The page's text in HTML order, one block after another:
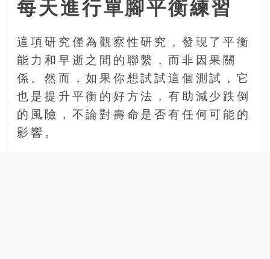
豐
的
第
人
生。
每天進行單腳平衡練習
這項研究僅為觀察性研究，發現了平衡
能力和早逝之間的聯繫，而非因果關
係。然而，如果你想試試這個測試，它
也是提升平衡的好方法，有助減少跌倒
的風險，不論對壽命是否有任何可能的
影響。